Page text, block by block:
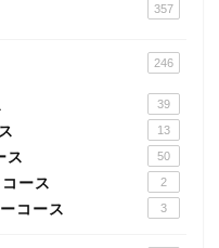
357
246
39
13
ス 50
ース 2
コース 3